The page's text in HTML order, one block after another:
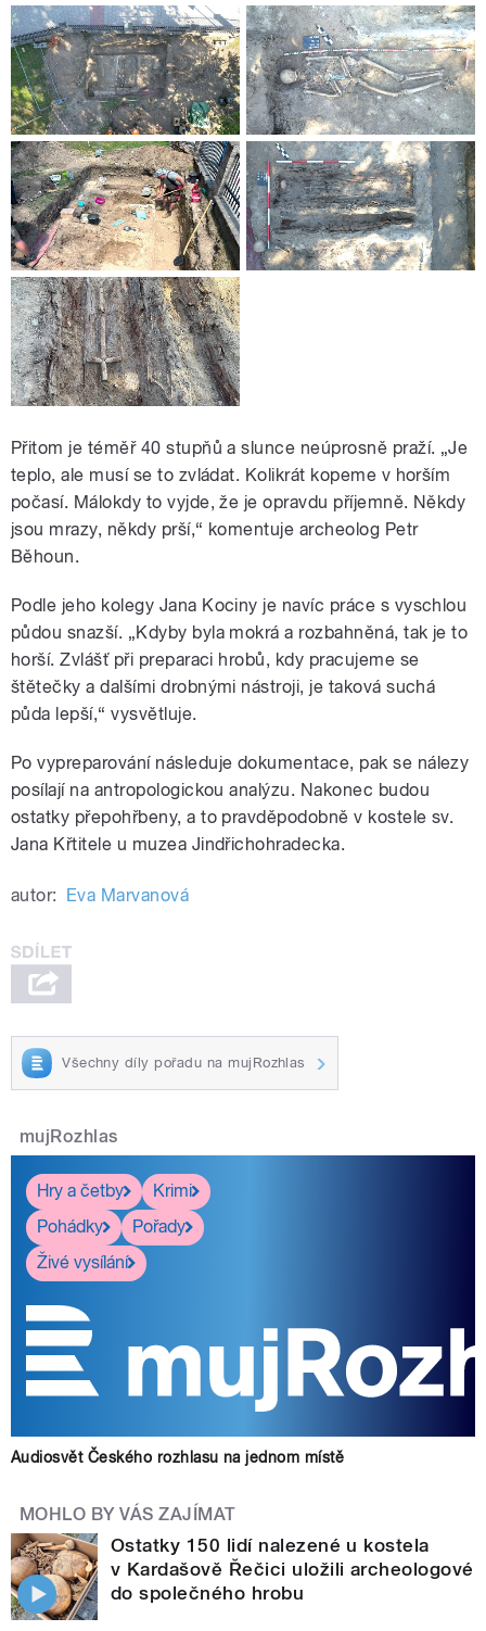
Přitom je téměř 40 stupňů a slunce neúprosně praží. „Je
teplo, ale musí se to zvládat. Kolikrát kopeme v horším
počasí. Málokdy to vyjde, že je opravdu příjemně. Někdy
jsou mrazy, někdy prší,“ komentuje archeolog Petr
Běhoun.
Podle jeho kolegy Jana Kociny je navíc práce s vyschlou
půdou snazší. „Kdyby byla mokrá a rozbahněná, tak je to
horší. Zvlášť při preparaci hrobů, kdy pracujeme se
štětečky a dalšími drobnými nástroji, je taková suchá
půda lepší,“ vysvětluje.
Po vypreparování následuje dokumentace, pak se nálezy
posílají na antropologickou analýzu. Nakonec budou
ostatky přepohřbeny, a to pravděpodobně v kostele sv.
Jana Křtitele u muzea Jindřichohradecka.
autor: Eva Marvanová
Všechny díly pořadu na mujRozhlas
mujRozhlas
Hry a četby
Krimi
Pohádky
Pořady
Živé vysílání
Audiosvět Českého rozhlasu na jednom místě
MOHLO BY VÁS ZAJÍMAT
Ostatky 150 lidí nalezené u kostela
v Kardašově Řečici uložili archeologové
do společného hrobu